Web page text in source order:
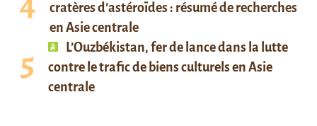
cratères d’astéroïdes : résumé de recherches
en Asie centrale
L’Ouzbékistan, fer de lance dans la lutte
contre le trafic de biens culturels en Asie
centrale